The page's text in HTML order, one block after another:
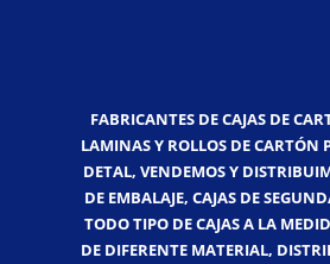
FABRICANTES DE CAJAS DE
LAMINAS Y ROLLOS DE CARTÓN
DETAL, VENDEMOS Y
DE EMBALAJE, CAJAS DE
TODO TIPO DE CAJAS A LA
DE DIFERENTE MATERIAL,